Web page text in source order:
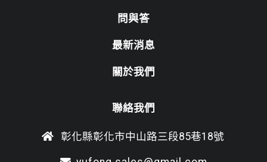
問與答
最新消息
關於我們
聯絡我們
彰化縣彰化市中山路三段85巷18號